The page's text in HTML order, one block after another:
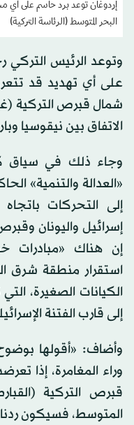
إردوغان توعد برد حاسم على أي
البحر المتوسط (الرئاسة التركية)
وتوعد الرئيس التركي
على أي تهديد قد
شمال قبرص التركية
الاتفاق بين نيقوسيا
وجاء ذلك في سياق
«العدالة والتنمية»
إلى التحركات
إسرائيل واليونان
إن هناك «مبادرات
استقرار منطقة شرق
الكيانات الصغيرة،
إلى قارب الفتنة
وأضاف: «أقولها
وراء المغامرة، إذا
قبرص التركية
المتوسط، فسيكون